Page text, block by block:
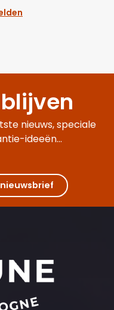
nieuws, speciale
ideeën...